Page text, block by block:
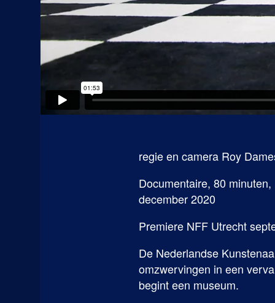
regie en camera Roy
Documentaire, 80
december 2020
Premiere NFF Utrecht
De Nederlandse
omzwervingen in een
begint een museum.